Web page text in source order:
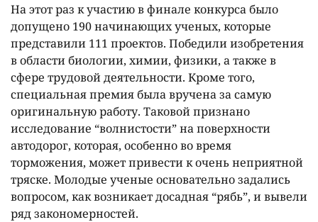
На этот раз к участию в финале конкурса было
допущено 190 начинающих ученых, которые
представили 111 проектов. Победили изобретения
в области биологии, химии, физики, а также в
сфере трудовой деятельности. Кроме того,
специальная премия была вручена за самую
оригинальную работу. Таковой признано
исследование “волнистости” на поверхности
автодорог, которая, особенно во время
торможения, может привести к очень неприятной
тряске. Молодые ученые основательно задались
вопросом, как возникает досадная “рябь”, и вывели
ряд закономерностей.